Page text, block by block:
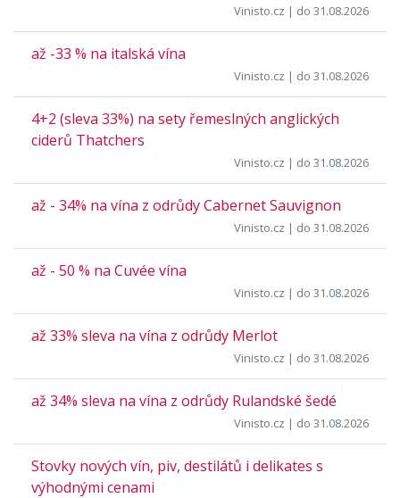
Vinisto.cz | do 31.08.2026
až -33 % na italská vína
Vinisto.cz | do 31.08.2026
4+2 (sleva 33%) na sety řemeslných anglických
ciderů Thatchers
Vinisto.cz | do 31.08.2026
až - 34% na vína z odrůdy Cabernet Sauvignon
Vinisto.cz | do 31.08.2026
až - 50 % na Cuvée vína
Vinisto.cz | do 31.08.2026
až 33% sleva na vína z odrůdy Merlot
Vinisto.cz | do 31.08.2026
až 34% sleva na vína z odrůdy Rulandské šedé
Vinisto.cz | do 31.08.2026
Stovky nových vín, piv, destilátů i delikates s
výhodnými cenami